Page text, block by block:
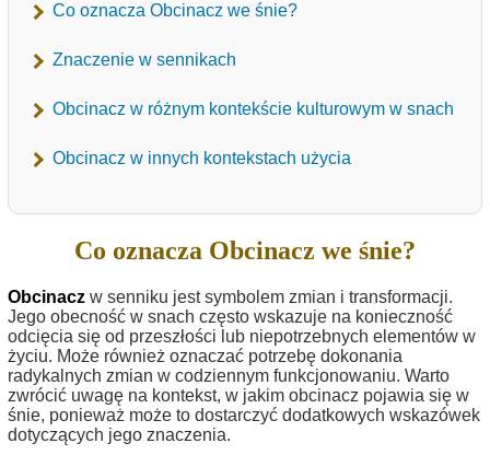
Co oznacza Obcinacz we śnie?
Znaczenie w sennikach
Obcinacz w różnym kontekście kulturowym w snach
Obcinacz w innych kontekstach użycia
Co oznacza Obcinacz we śnie?
Obcinacz w senniku jest symbolem zmian i transformacji.
Jego obecność w snach często wskazuje na konieczność
odcięcia się od przeszłości lub niepotrzebnych elementów w
życiu. Może również oznaczać potrzebę dokonania
radykalnych zmian w codziennym funkcjonowaniu. Warto
zwrócić uwagę na kontekst, w jakim obcinacz pojawia się w
śnie, ponieważ może to dostarczyć dodatkowych wskazówek
dotyczących jego znaczenia.